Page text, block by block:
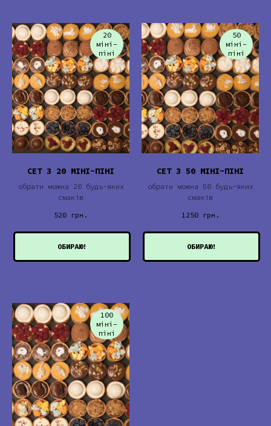
20
міні-
піні
СЕТ З 20 МІНІ-ПІНІ
обрати можна 20 будь-яких
смаків
520 грн.
ОБИРАЮ!
50
міні-
піні
СЕТ З 50 МІНІ-ПІНІ
обрати можна 50 будь-яких
смаків
1250
грн.
ОБИРАЮ!
100
міні-
піні